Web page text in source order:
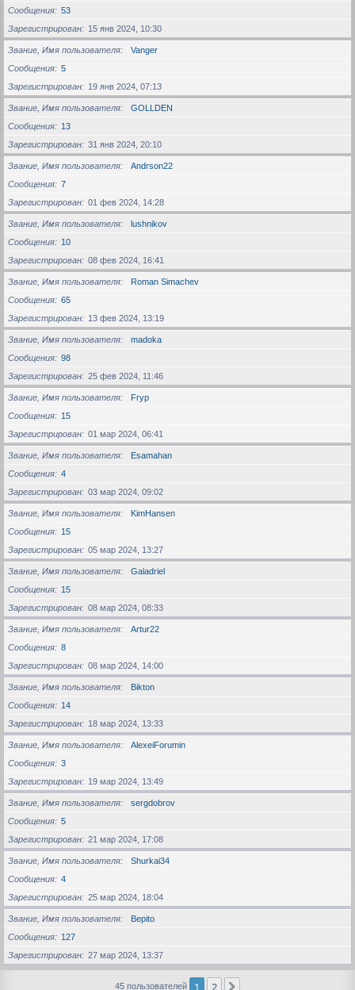
Сообщения
53
Зарегистрирован
15 янв 2024, 10:30
Звание, Имя пользователя
Vanger
Сообщения
5
Зарегистрирован
19 янв 2024, 07:13
Звание, Имя пользователя
GOLLDEN
Сообщения
13
Зарегистрирован
31 янв 2024, 20:10
Звание, Имя пользователя
Andrson22
Сообщения
7
Зарегистрирован
01 фев 2024, 14:28
Звание, Имя пользователя
lushnikov
Сообщения
10
Зарегистрирован
08 фев 2024, 16:41
Звание, Имя пользователя
Roman Simachev
Сообщения
65
Зарегистрирован
13 фев 2024, 13:19
Звание, Имя пользователя
madoka
Сообщения
98
Зарегистрирован
25 фев 2024, 11:46
Звание, Имя пользователя
Fryp
Сообщения
15
Зарегистрирован
01 мар 2024, 06:41
Звание, Имя пользователя
Esamahan
Сообщения
4
Зарегистрирован
03 мар 2024, 09:02
Звание, Имя пользователя
KimHansen
Сообщения
15
Зарегистрирован
05 мар 2024, 13:27
Звание, Имя пользователя
Galadriel
Сообщения
15
Зарегистрирован
08 мар 2024, 08:33
Звание, Имя пользователя
Artur22
Сообщения
8
Зарегистрирован
08 мар 2024, 14:00
Звание, Имя пользователя
Bikton
Сообщения
14
Зарегистрирован
18 мар 2024, 13:33
Звание, Имя пользователя
AlexeiForumin
Сообщения
3
Зарегистрирован
19 мар 2024, 13:49
Звание, Имя пользователя
sergdobrov
Сообщения
5
Зарегистрирован
21 мар 2024, 17:08
Звание, Имя пользователя
Shurkai34
Сообщения
4
Зарегистрирован
25 мар 2024, 18:04
Звание, Имя пользователя
Bepito
Сообщения
127
Зарегистрирован
27 мар 2024, 13:37
45 пользователей 1 2